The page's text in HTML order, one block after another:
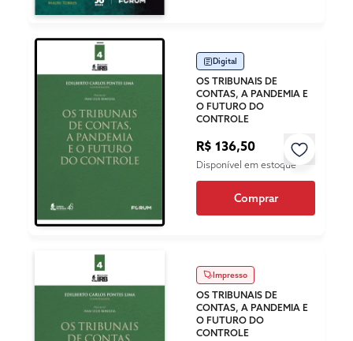
Digital
OS TRIBUNAIS DE
CONTAS, A PANDEMIA E
O FUTURO DO
CONTROLE
R$ 136,50
Disponível em estoque
Comprar
Impresso
OS TRIBUNAIS DE
CONTAS, A PANDEMIA E
O FUTURO DO
CONTROLE